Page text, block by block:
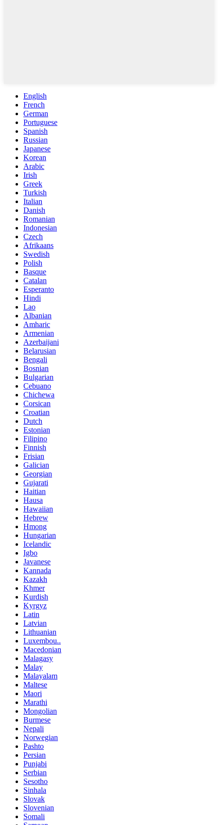
English
French
German
Portuguese
Spanish
Russian
Japanese
Korean
Arabic
Irish
Greek
Turkish
Italian
Danish
Romanian
Indonesian
Czech
Afrikaans
Swedish
Polish
Basque
Catalan
Esperanto
Hindi
Lao
Albanian
Amharic
Armenian
Azerbaijani
Belarusian
Bengali
Bosnian
Bulgarian
Cebuano
Chichewa
Corsican
Croatian
Dutch
Estonian
Filipino
Finnish
Frisian
Galician
Georgian
Gujarati
Haitian
Hausa
Hawaiian
Hebrew
Hmong
Hungarian
Icelandic
Igbo
Javanese
Kannada
Kazakh
Khmer
Kurdish
Kyrgyz
Latin
Latvian
Lithuanian
Luxembou..
Macedonian
Malagasy
Malay
Malayalam
Maltese
Maori
Marathi
Mongolian
Burmese
Nepali
Norwegian
Pashto
Persian
Punjabi
Serbian
Sesotho
Sinhala
Slovak
Slovenian
Somali